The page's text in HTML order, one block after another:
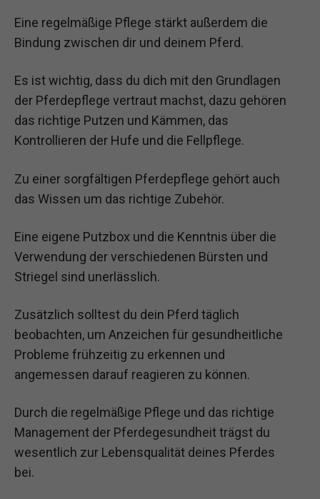
Eine regelmäßige Pflege stärkt außerdem die
Bindung zwischen dir und deinem Pferd.
Es ist wichtig, dass du dich mit den Grundlagen
der Pferdepflege vertraut machst, dazu gehören
das richtige Putzen und Kämmen, das
Kontrollieren der Hufe und die Fellpflege.
Zu einer sorgfältigen Pferdepflege gehört auch
das Wissen um das richtige Zubehör.
Eine eigene Putzbox und die Kenntnis über die
Verwendung der verschiedenen Bürsten und
Striegel sind unerlässlich.
Zusätzlich solltest du dein Pferd täglich
beobachten, um Anzeichen für gesundheitliche
Probleme frühzeitig zu erkennen und
angemessen darauf reagieren zu können.
Durch die regelmäßige Pflege und das richtige
Management der Pferdegesundheit trägst du
wesentlich zur Lebensqualität deines Pferdes
bei.